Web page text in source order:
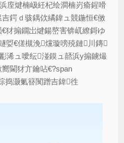
庢煡楠岋紝杞绘澗楠岃瘉鍟嗗
鍔ｄ骇鍝佽繘鍏ュ競鍦恒€傚
犲搧鐗岀煡鍚嶅害锛屼繚鎶ゆ
娿€傞槻浼爣璇嗙殑鏈川鏄
浠ュ噯纭湴鏌ュ嚭浜у搧鐪熶
閫犲亣鑰呫€?span
捣灏氭簮闃蹭吉鍏徃